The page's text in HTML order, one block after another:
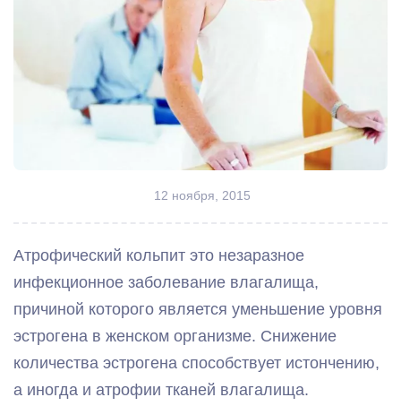
12 ноября, 2015
Атрофический кольпит это незаразное
инфекционное заболевание влагалища,
причиной которого является уменьшение уровня
эстрогена в женском организме. Снижение
количества эстрогена способствует истончению,
а иногда и атрофии тканей влагалища.